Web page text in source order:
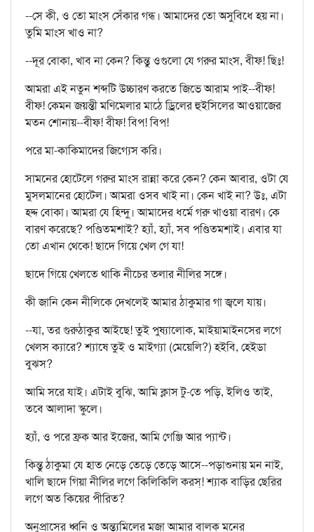
--সে কী, ও তো মাংস সেঁকার গন্ধ। আমাদের তো অসুবিধে হয় না।
তুমি মাংস খাও না?
--দূর বোকা, খাব না কেন? কিন্তু ওগুলো যে গরুর মাংস, বীফ! ছিঃ!
আমরা এই নতুন শব্দটি উচ্চারণ করতে জিভে আরাম পাই--বীফ!
বীফ! কেমন জয়ন্তী মণিমেলার মাঠে ড্রিলের হুইসিলের আওয়াজের
মতন শোনায়--বীফ! বীফ! বিপ! বিপ!
পরে মা-কাকিমাদের জিগ্যেস করি।
সামনের হোটেলে গরুর মাংস রান্না করে কেন? কেন আবার, ওটা যে
মুসলমানের হোটেল। আমরা ওসব খাই না। কেন খাই না? উঃ, এটা
হদ্দ বোকা। আমরা যে হিন্দু। আমাদের ধর্মে গরু খাওয়া বারণ। কে
বারণ করেছে? পণ্ডিতমশাই? হ্যাঁ, হ্যাঁ, সব পণ্ডিতমশাই। এবার যা
তো এখান থেকে! ছাদে গিয়ে খেল গে যা!
ছাদে গিয়ে খেলতে থাকি নীচের তলার নীলির সঙ্গে।
কী জানি কেন নীলিকে দেখলেই আমার ঠাকুমার গা জ্বলে যায়।
--যা, তর গুরুঠাকুর আইছে! তুই পুষ্যালোক, মাইয়ামাইনসের লগে
খেলস ক্যারে? শ্যাষে তুই ও মাইগ্যা (মেয়েলি?) হইবি, হেইডা
বুঝস?
আমি সরে যাই। এটাই বুঝি, আমি ক্লাস টু-তে পড়ি, ইলিও তাই,
তবে আলাদা স্কুলে।
হ্যাঁ, ও পরে ফ্রক আর ইজের, আমি গেঞ্জি আর প্যান্ট।
কিন্তু ঠাকুমা যে হাত নেড়ে তেড়ে তেড়ে আসে--পড়াশুনায় মন নাই,
খালি ছাদে গিয়া নীলির লগে কিলিকিলি করস্! শ্যাক বাড়ির ছেরির
লগে অত কিয়ের পীরিত?
অনুপ্রাসের ধ্বনি ও অন্ত্যমিলের মজা আমার বালক মনের